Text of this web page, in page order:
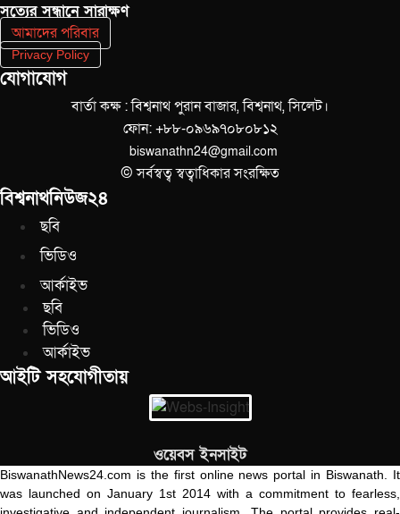
সত‌্যের সন্ধানে সারাক্ষণ
আমাদের পরিবার
Privacy Policy
যোগাযোগ
বার্তা কক্ষ : বিশ্বনাথ পুরান বাজার, বিশ্বনাথ, সিলেট।
ফোন: +৮৮-০৯৬৯৭০৮০৮১২
biswanathn24@gmail.com
© সর্বস্বত্ব স্বত্বাধিকার সংরক্ষিত
বিশ্বনাথনিউজ২৪
ছবি
ভিডিও
আর্কাইভ
ছবি
ভিডিও
আর্কাইভ
আইটি সহযোগীতায়
ওয়েবস ইনসাইট
BiswanathNews24.com is the first online news portal in Biswanath. It
was launched on January 1st 2014 with a commitment to fearless,